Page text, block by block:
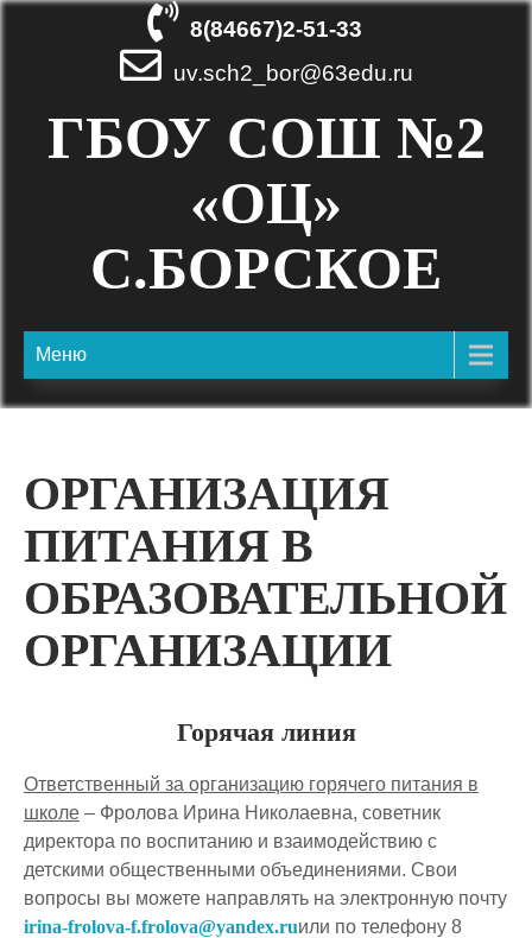
8(84667)2-51-33
uv.sch2_bor@63edu.ru
ГБОУ СОШ №2
«ОЦ»
С.БОРСКОЕ
Меню
ОРГАНИЗАЦИЯ
ПИТАНИЯ В
ОБРАЗОВАТЕЛЬНОЙ
ОРГАНИЗАЦИИ
Горячая линия
Ответственный за организацию горячего питания в
школе – Фролова Ирина Николаевна, советник
директора по воспитанию и взаимодействию с
детскими общественными объединениями. Свои
вопросы вы можете направлять на электронную почту
irina-frolova-f.frolova@yandex.ruили по телефону 8